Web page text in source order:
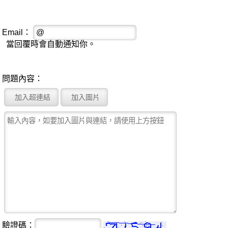
Email：
當回覆時會自動通知你。
問題內容：
驗證碼：